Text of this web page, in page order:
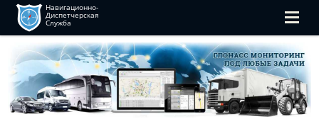
Навигационно-
Диспетчерская
Служба